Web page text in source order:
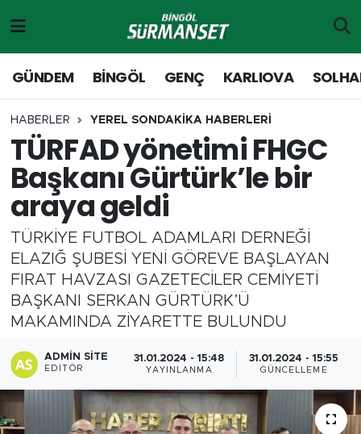
GÜNDEM BİNGÖL GENÇ KARLIOVA
HABERLER YEREL SONDAKİKA HABERLERİ
TÜRFAD yönetimi FHGC
Başkanı Gürtürk’le bir
araya geldi
TÜRKİYE FUTBOL ADAMLARI DERNEĞİ
ELAZIĞ ŞUBESİ YENİ GÖREVE BAŞLAYAN
FIRAT HAVZASI GAZETECİLER CEMİYETİ
BAŞKANI SERKAN GÜRTÜRK’Ü
MAKAMINDA ZİYARETTE BULUNDU
ADMIN SITE
EDITÖR
31.01.2024 - 15:48
YAYINLANMA
31.01.2024 - 15:55
GÜNCELLEME
Genç
Solhan
Karlıova
Adaklı-Kiğı
Yayladere-Yedisu
MD Prestij Dergisi
Siyaset
Spor
Yaşam
Merkez Hava Durumu
Merkez Trafik Yoğunluk Haritası
Süper Lig Puan Durumu ve Fikstür
Tüm Manşetler
Son Dakika Haberleri
Haber Arşivi